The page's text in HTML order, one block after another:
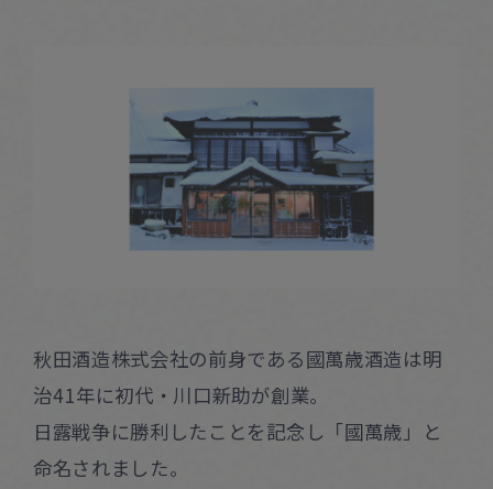
秋田酒造株式会社の前身である國萬歳酒造は明
治41年に初代・川口新助が創業。
日露戦争に勝利したことを記念し「國萬歳」と
命名されました。